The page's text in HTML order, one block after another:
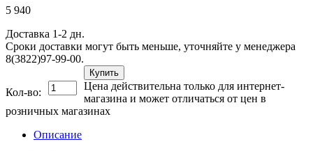
5 940
Доставка 1-2 дн.
Сроки доставки могут быть меньше, уточняйте у менеджера
8(3822)97-99-00.
Кол-во:
Купить
Цена действительна только для интернет-
магазина и может отличаться от цен в
розничных магазинах
Описание